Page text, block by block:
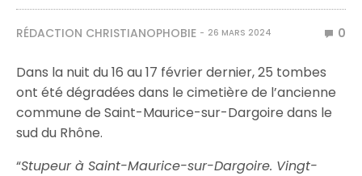
RÉDACTION CHRISTIANOPHOBIE 26 MARS 2024 0
Dans la nuit du 16 au 17 février dernier, 25 tombes
ont été dégradées dans le cimetière de l’ancienne
commune de Saint-Maurice-sur-Dargoire dans le
sud du Rhône.
“Stupeur à Saint-Maurice-sur-Dargoire. Vingt-